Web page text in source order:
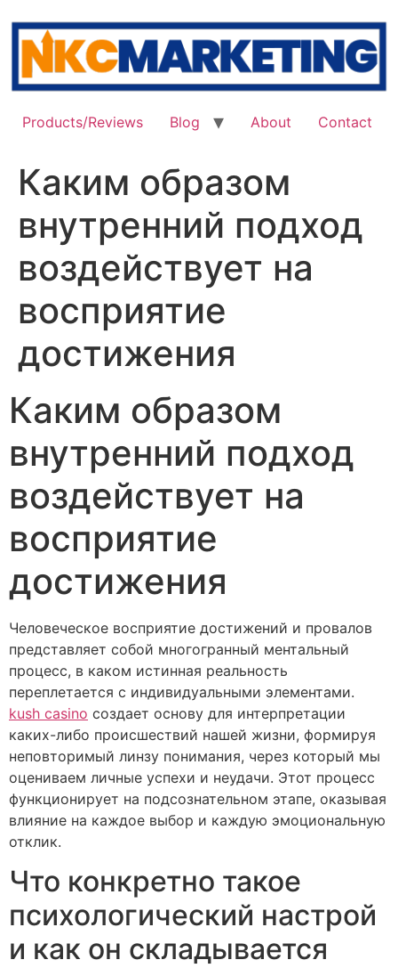
content
Products/Reviews Blog About Contact
Каким образом
внутренний подход
воздействует на
восприятие
достижения
Каким образом
внутренний подход
воздействует на
восприятие
достижения
Человеческое восприятие достижений и провалов
представляет собой многогранный ментальный
процесс, в каком истинная реальность
переплетается с индивидуальными элементами.
kush casino создает основу для интерпретации
каких-либо происшествий нашей жизни, формируя
неповторимый линзу понимания, через который мы
оцениваем личные успехи и неудачи. Этот процесс
функционирует на подсознательном этапе, оказывая
влияние на каждое выбор и каждую эмоциональную
отклик.
Что конкретно такое
психологический настрой
и как он складывается